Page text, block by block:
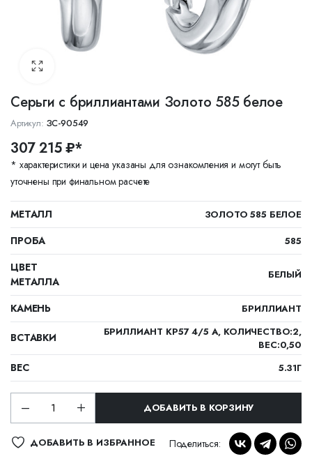
Серьги с бриллиантами Золото 585 белое
Артикул: ЗС-90549
307 215 ₽*
* характеристики и цена указаны для ознакомления и могут быть
уточнены при финальном расчете
МЕТАЛЛ ЗОЛОТО 585 БЕЛОЕ
ПРОБА 585
ЦВЕТ
МЕТАЛЛА
БЕЛЫЙ
КАМЕНЬ БРИЛЛИАНТ
ВСТАВКИ
БРИЛЛИАНТ КР57 4/5 А, КОЛИЧЕСТВО:2,
ВЕС:0,50
ВЕС 5.31Г
ДОБАВИТЬ В КОРЗИНУ
ДОБАВИТЬ В ИЗБРАННОЕ Поделиться: